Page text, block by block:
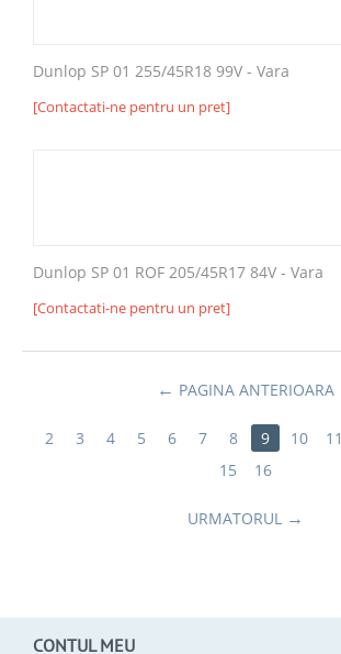
Dunlop SP 01 255/45R18 99V - Vara
[Contactati-ne pentru un pret]
Dunlop SP 01 ROF 205/45R17 84V - Vara
[Contactati-ne pentru un pret]
PAGINA ANTERIOARA
2 3 4 5 6 7 8 9 10 11
15
16
URMATORUL
CONTUL MEU